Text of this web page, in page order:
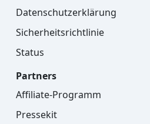
Datenschutzerklärung
Sicherheitsrichtlinie
Status
Partners
Affiliate-Programm
Pressekit